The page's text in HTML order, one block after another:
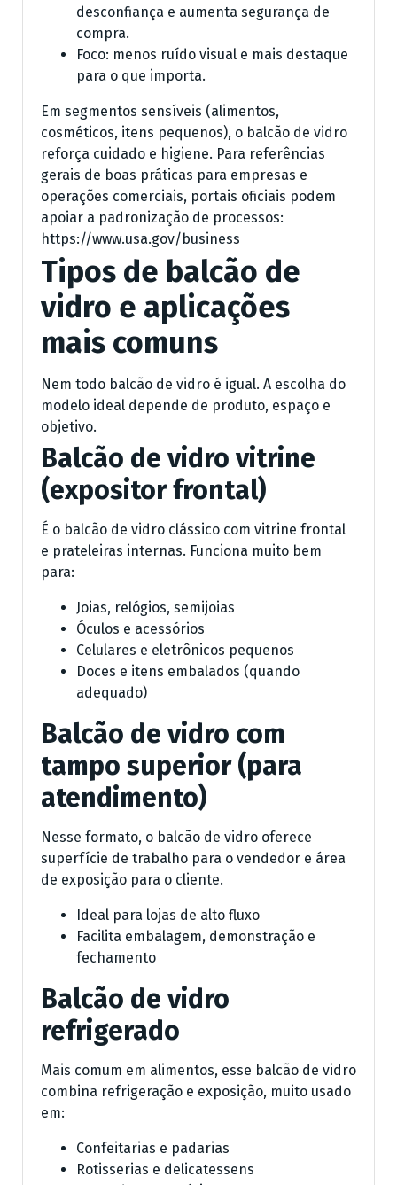
desconfiança e aumenta segurança de
compra.
Foco: menos ruído visual e mais destaque
para o que importa.
Em segmentos sensíveis (alimentos,
cosméticos, itens pequenos), o balcão de vidro
reforça cuidado e higiene. Para referências
gerais de boas práticas para empresas e
operações comerciais, portais oficiais podem
apoiar a padronização de processos:
https://www.usa.gov/business
Tipos de balcão de
vidro e aplicações
mais comuns
Nem todo balcão de vidro é igual. A escolha do
modelo ideal depende de produto, espaço e
objetivo.
Balcão de vidro vitrine
(expositor frontal)
É o balcão de vidro clássico com vitrine frontal
e prateleiras internas. Funciona muito bem
para:
Joias, relógios, semijoias
Óculos e acessórios
Celulares e eletrônicos pequenos
Doces e itens embalados (quando
adequado)
Balcão de vidro com
tampo superior (para
atendimento)
Nesse formato, o balcão de vidro oferece
superfície de trabalho para o vendedor e área
de exposição para o cliente.
Ideal para lojas de alto fluxo
Facilita embalagem, demonstração e
fechamento
Balcão de vidro
refrigerado
Mais comum em alimentos, esse balcão de vidro
combina refrigeração e exposição, muito usado
em:
Confeitarias e padarias
Rotisserias e delicatessens